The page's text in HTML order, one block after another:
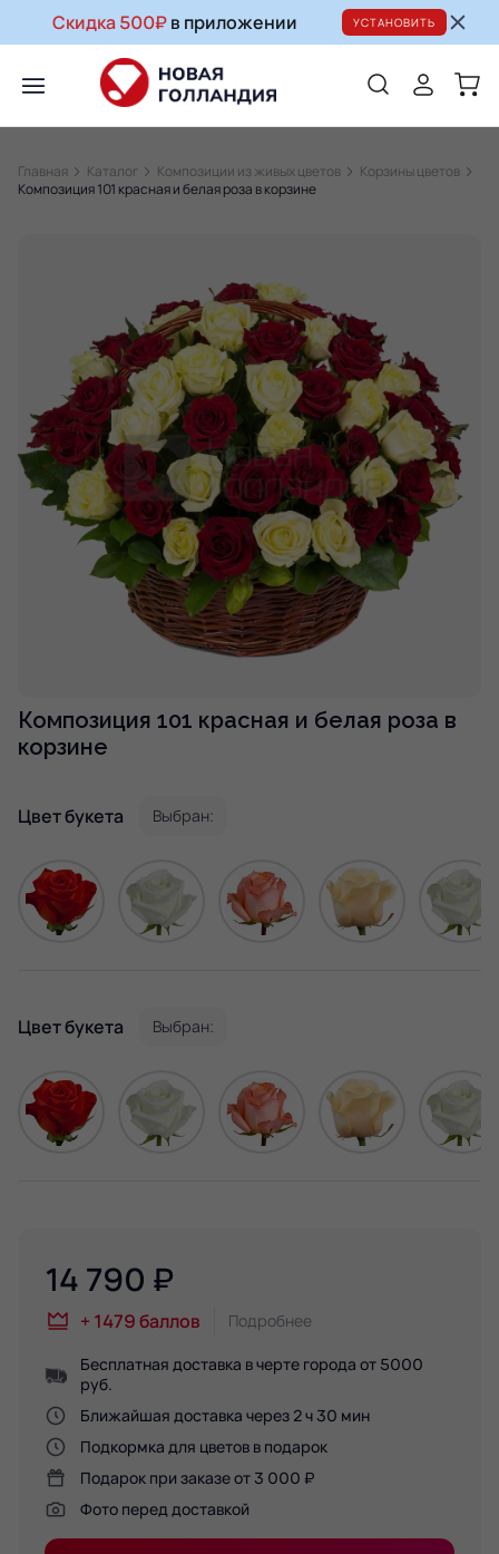
Скидка 500₽в приложении УСТАНОВИТЬ
Главная Каталог Композиции из живых цветов
Корзины цветов
Композиция 101 красная и белая роза в корзине
Композиция 101 красная и белая роза в
корзине
Цвет букета Выбран:
Цвет букета Выбран:
14 790 ₽
+ 1479баллов Подробнее
Бесплатная доставка в черте города от 5000
руб.
Ближайшая доставка через 2 ч 30 мин
Подкормка для цветов в подарок
Подарок при заказе от 3 000 ₽
Фото перед доставкой